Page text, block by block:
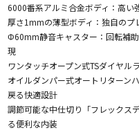
6000番系アルミ合金ボディ：高い
厚さ1mmの薄型ボディ：独自の
Φ60mm静音キャスター：回転補
現
ワンタッチオープン式TSダイヤル
オイルダンパー式オートリターン
戻る快適設計
調節可能な中仕切り「フレックス
る便利な内装